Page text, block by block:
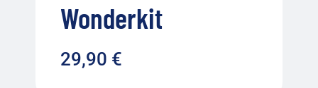
Wonderkit
29,90 €